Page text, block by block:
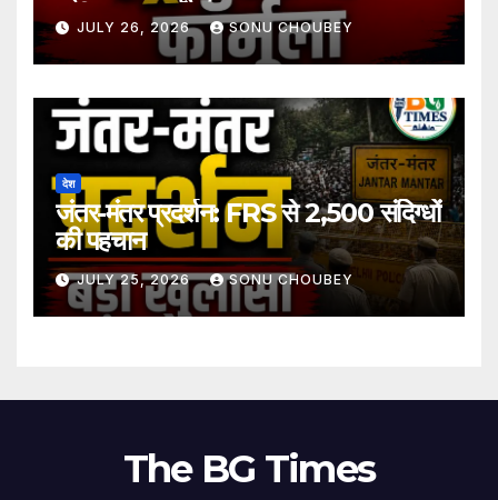
समीकरण?
JULY 26, 2026 SONU CHOUBEY
देश
जंतर-मंतर प्रदर्शन: FRS से 2,500 संदिग्धों
की पहचान
JULY 25, 2026 SONU CHOUBEY
The BG Times